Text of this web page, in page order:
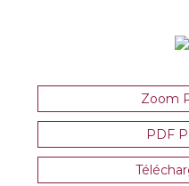
Zoom
PDF